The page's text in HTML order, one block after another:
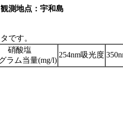
測地点：宇和島
です。
硝酸塩
ラム当量(mg/l)
254nm吸光度